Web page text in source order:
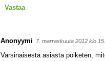
Vastaa
Anonyymi 7. marraskuuta 2012 klo
Varsinaisesta asiasta poiketen,